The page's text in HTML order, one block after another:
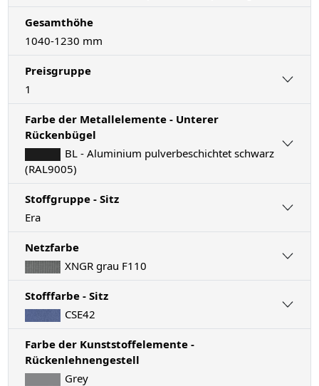
Gesamthöhe
1040-1230 mm
Preisgruppe
1
Farbe der Metallelemente - Unterer
Rückenbügel
BL - Aluminium pulverbeschichtet schwarz
(RAL9005)
Stoffgruppe - Sitz
Era
Netzfarbe
XNGR grau F110
Stofffarbe - Sitz
CSE42
Farbe der Kunststoffelemente -
Rückenlehnengestell
Grey